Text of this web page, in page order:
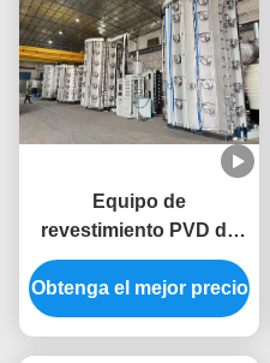
Equipo de
revestimiento PVD de
alto volumen ofrece una
amplia gama de
opciones de color para
Obtenga el mejor precio